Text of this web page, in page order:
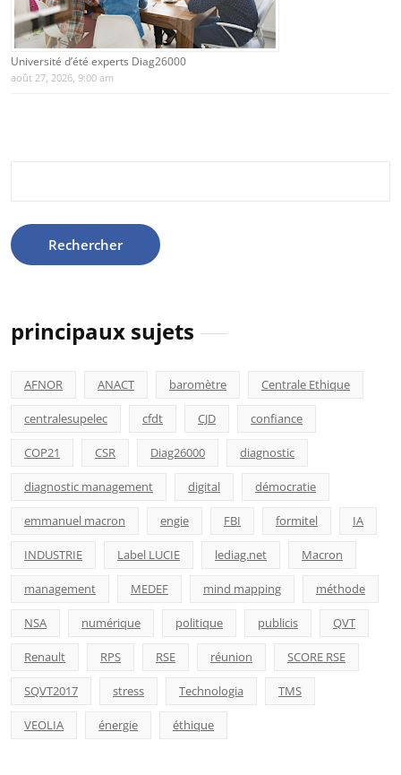
Université d’été experts Diag26000
août 27, 2026, 9:00 am
principaux sujets
AFNOR ANACT baromètre Centrale Ethique
centralesupelec cfdt CJD confiance
COP21 CSR Diag26000 diagnostic
diagnostic management digital démocratie
emmanuel macron engie FBI formitel IA
INDUSTRIE Label LUCIE lediag.net Macron
management MEDEF mind mapping méthode
NSA numérique politique publicis QVT
Renault RPS RSE réunion SCORE RSE
SQVT2017 stress Technologia TMS
VEOLIA énergie éthique